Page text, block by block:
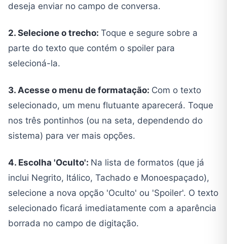
deseja enviar no campo de conversa.
2. Selecione o trecho: Toque e segure sobre a
parte do texto que contém o spoiler para
selecioná-la.
3. Acesse o menu de formatação: Com o texto
selecionado, um menu flutuante aparecerá. Toque
nos três pontinhos (ou na seta, dependendo do
sistema) para ver mais opções.
4. Escolha 'Oculto': Na lista de formatos (que já
inclui Negrito, Itálico, Tachado e Monoespaçado),
selecione a nova opção 'Oculto' ou 'Spoiler'. O texto
selecionado ficará imediatamente com a aparência
borrada no campo de digitação.